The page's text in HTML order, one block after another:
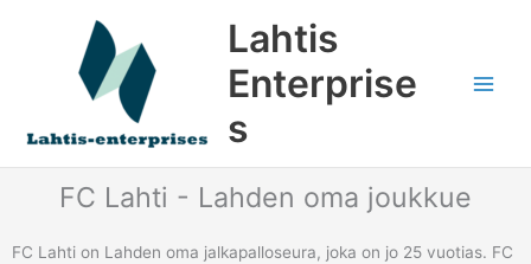
Lahtis
Enterprise
s
FC Lahti - Lahden oma joukkue
FC Lahti on Lahden oma jalkapalloseura, joka on jo 25 vuotias. FC